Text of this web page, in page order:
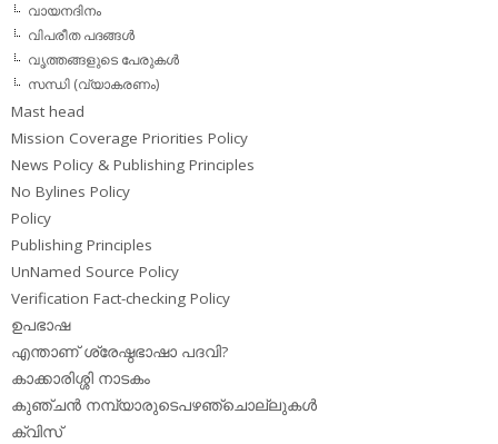
വായനദിനം
വിപരീത പദങ്ങള്‍
വൃത്തങ്ങളുടെ പേരുകള്‍
സന്ധി (വ്യാകരണം)
Mast head
Mission Coverage Priorities Policy
News Policy & Publishing Principles
No Bylines Policy
Policy
Publishing Principles
UnNamed Source Policy
Verification Fact-checking Policy
ഉപഭാഷ
എന്താണ് ശ്രേഷ്ഠഭാഷാ പദവി?
കാക്കാരിശ്ശി നാടകം
കുഞ്ചന്‍ നമ്പ്യാരുടെപഴഞ്ചൊല്ലുകള്‍
ക്വിസ്